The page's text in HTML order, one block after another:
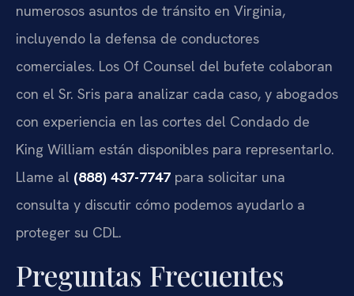
numerosos asuntos de tránsito en Virginia,
incluyendo la defensa de conductores
comerciales. Los Of Counsel del bufete colaboran
con el Sr. Sris para analizar cada caso, y abogados
con experiencia en las cortes del Condado de
King William están disponibles para representarlo.
Llame al (888) 437-7747 para solicitar una
consulta y discutir cómo podemos ayudarlo a
proteger su CDL.
Preguntas Frecuentes